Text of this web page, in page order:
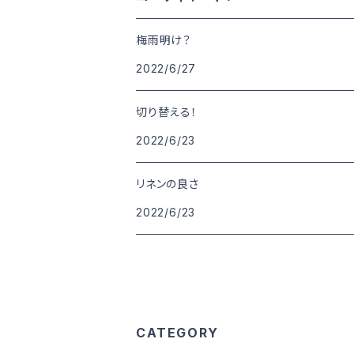
梅雨明け？
2022/6/27
切り替える！
2022/6/23
リネンの良さ
2022/6/23
CATEGORY